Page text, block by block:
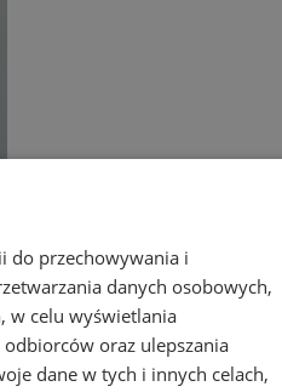
do przechowywania i
danych osobowych,
w celu wyświetlania
oraz ulepszania
dane w tych i innych celach,